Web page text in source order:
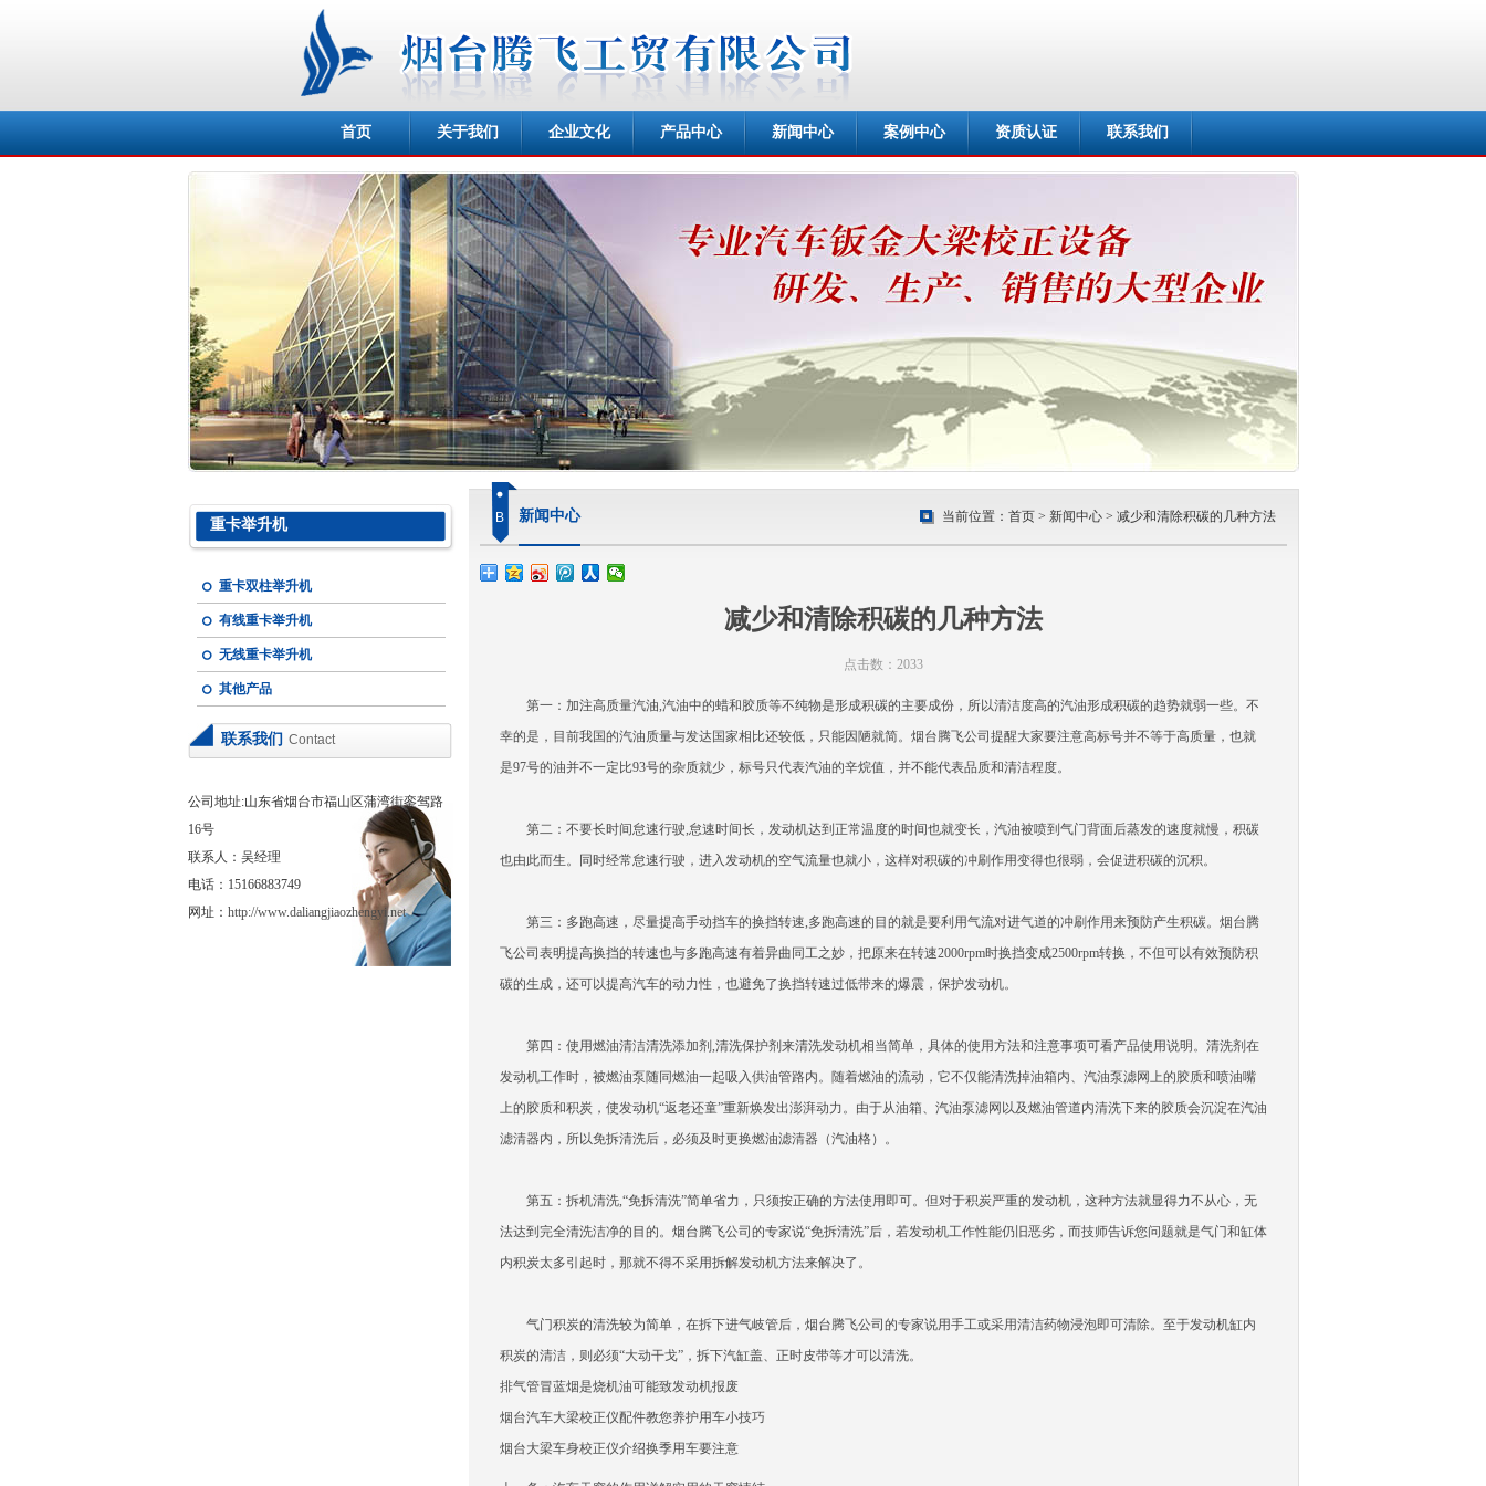
首页 关于我们 企业文化 产品中心 新闻中心 案例中心 资质认证 联系我们
重卡举升机
重卡双柱举升机
有线重卡举升机
无线重卡举升机
其他产品
联系我们 Contact
公司地址:山东省烟台市福山区蒲湾街銮驾路
16号
联系人：吴经理
电话：15166883749
网址： http://www.daliangjiaozhengyi.net
B 新闻中心 当前位置： 首页> 新闻中心> 减少和清除积碳的几种方法
减少和清除积碳的几种方法
点击数：2033
第一：加注高质量汽油,汽油中的蜡和胶质等不纯物是形成积碳的主要成份，所以清洁度高的汽油形成积碳的趋势就弱一些。不
幸的是，目前我国的汽油质量与发达国家相比还较低，只能因陋就简。 烟台腾飞公司提醒大家要注意高标号并不等于高质量，也就
是97号的油并不一定比93号的杂质就少，标号只代表汽油的辛烷值，并不能代表品质和清洁程度。
第二：不要长时间怠速行驶,怠速时间长，发动机达到正常温度的时间也就变长，汽油被喷到气门背面后蒸发的速度就慢，积碳
也由此而生。同时经常怠速行驶，进入发动机的空气流量也就小，这样对积碳的冲刷作用变得也很弱，会促进积碳的沉积。
第三：多跑高速，尽量提高手动挡车的换挡转速,多跑高速的目的就是要利用气流对进气道的冲刷作用来预防产生积碳。烟台腾
飞公司表明提高换挡的转速也与多跑高速有着异曲同工之妙，把原来在转速2000rpm时换挡变成2500rpm转换，不但可以有效预防积
碳的生成，还可以提高汽车的动力性，也避免了换挡转速过低带来的爆震，保护发动机。
第四：使用燃油清洁清洗添加剂,清洗保护剂来清洗发动机相当简单，具体的使用方法和注意事项可看产品使用说明。清洗剂在
发动机工作时，被燃油泵随同燃油一起吸入供油管路内。随着燃油的流动，它不仅能清洗掉油箱内、汽油泵滤网上的胶质和喷油嘴
上的胶质和积炭，使发动机“返老还童”重新焕发出澎湃动力。由于从油箱、汽油泵滤网以及燃油管道内清洗下来的胶质会沉淀在汽油
滤清器内，所以免拆清洗后，必须及时更换燃油滤清器（汽油格）。
第五：拆机清洗,“免拆清洗”简单省力，只须按正确的方法使用即可。但对于积炭严重的发动机，这种方法就显得力不从心，无
法达到完全清洗洁净的目的。烟台腾飞公司的专家说“免拆清洗”后，若发动机工作性能仍旧恶劣，而技师告诉您问题就是气门和缸体
内积炭太多引起时，那就不得不采用拆解发动机方法来解决了。
气门积炭的清洗较为简单，在拆下进气岐管后，烟台腾飞公司的专家说用手工或采用清洁药物浸泡即可清除。至于发动机缸内
积炭的清洁，则必须“大动干戈”，拆下汽缸盖、正时皮带等才可以清洗。
排气管冒蓝烟是烧机油可能致发动机报废
烟台汽车大梁校正仪配件教您养护用车小技巧
烟台大梁车身校正仪介绍换季用车要注意